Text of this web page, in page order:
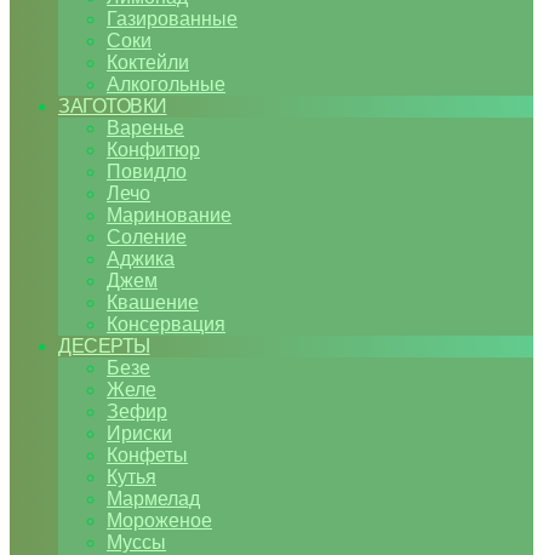
Газированные
Соки
Коктейли
Алкогольные
ЗАГОТОВКИ
Варенье
Конфитюр
Повидло
Лечо
Маринование
Соление
Аджика
Джем
Квашение
Консервация
ДЕСЕРТЫ
Безе
Желе
Зефир
Ириски
Конфеты
Кутья
Мармелад
Мороженое
Муссы